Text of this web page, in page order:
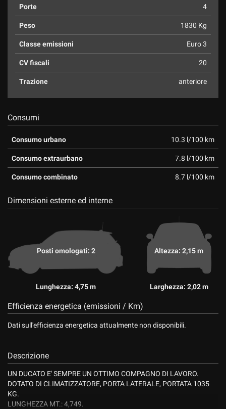
Porte 4
Peso 1830 Kg
Classe emissioni Euro 3
CV fiscali 20
Trazione anteriore
Consumi
Consumo urbano 10.3 l/100 km
Consumo extraurbano 7.8 l/100 km
Consumo combinato 8.7 l/100 km
Dimensioni esterne ed interne
Posti omologati: 2
Lunghezza: 4,75 m
Altezza: 2,15 m
Larghezza: 2,02 m
Efficienza energetica (emissioni / Km)
Dati sull'efficienza energetica attualmente non disponibili.
Descrizione
UN DUCATO E' SEMPRE UN OTTIMO COMPAGNO DI LAVORO.
DOTATO DI CLIMATIZZATORE, PORTA LATERALE, PORTATA 1035
KG.
LUNGHEZZA MT.: 4,749.